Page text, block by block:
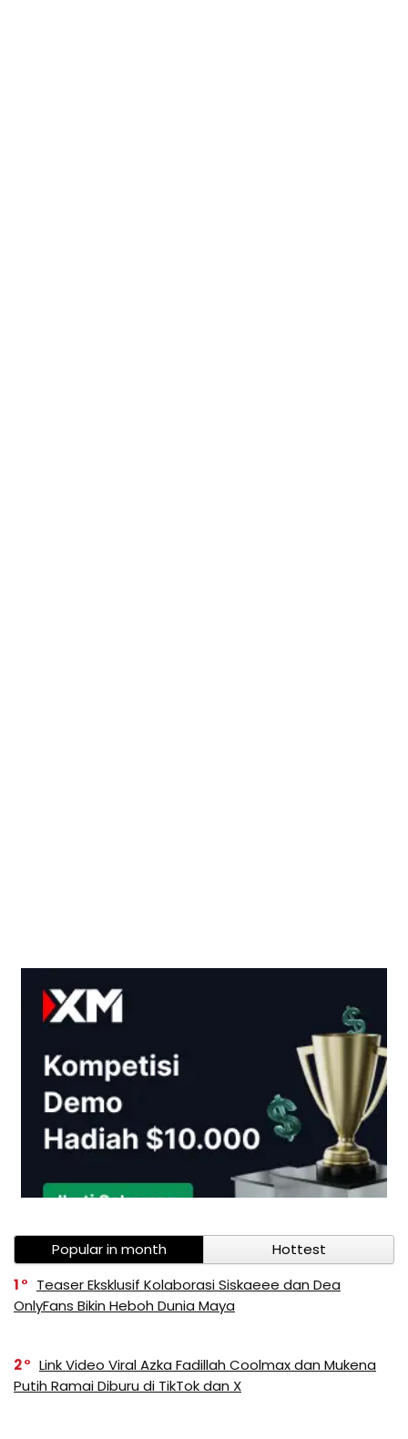
Popular in month
Hottest
1
Teaser Eksklusif Kolaborasi Siskaeee dan Dea
OnlyFans Bikin Heboh Dunia Maya
2
Link Video Viral Azka Fadillah Coolmax dan Mukena
Putih Ramai Diburu di TikTok dan X